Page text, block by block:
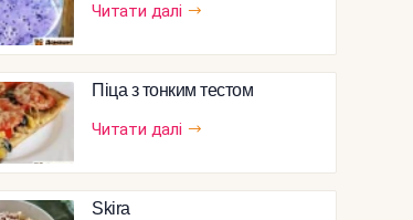
Читати далі
Піца з тонким тестом
Читати далі
Skira